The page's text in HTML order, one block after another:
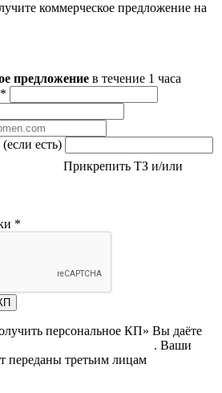
коммерческое предложение на
предложение в течение 1 часа
*
есть)
Прикрепить ТЗ и/или
*
персональное КП» Вы даёте
. Ваши
переданы третьим лицам